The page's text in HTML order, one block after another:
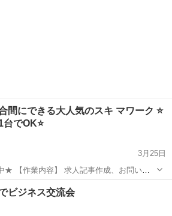
間にできる大人気のスキ マワーク ⭐️
台でOK⭐️
3月25日
問い合
いただきます。 【活動時間】 ご
オンライン
ビジネス交流会